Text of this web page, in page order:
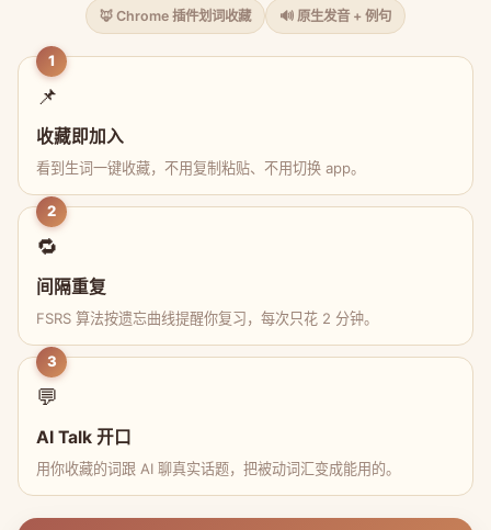
🦊 Chrome 插件划词收藏 🔊 原生发音 + 例句
1
📌
收藏即加入
看到生词一键收藏，不用复制粘贴、不用切换 app。
2
🔁
间隔重复
FSRS 算法按遗忘曲线提醒你复习，每次只花 2 分钟。
3
💬
AI Talk 开口
用你收藏的词跟 AI 聊真实话题，把被动词汇变成能用的。